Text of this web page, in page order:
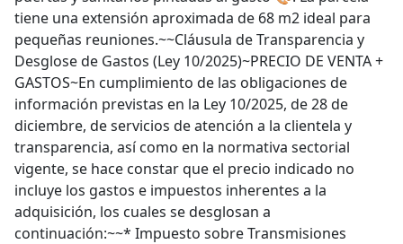
tiene una extensión aproximada de 68 m2 ideal para
pequeñas reuniones.~~Cláusula de Transparencia y
Desglose de Gastos (Ley 10/2025)~PRECIO DE VENTA +
GASTOS~En cumplimiento de las obligaciones de
información previstas en la Ley 10/2025, de 28 de
diciembre, de servicios de atención a la clientela y
transparencia, así como en la normativa sectorial
vigente, se hace constar que el precio indicado no
incluye los gastos e impuestos inherentes a la
adquisición, los cuales se desglosan a
continuación:~~* Impuesto sobre Transmisiones